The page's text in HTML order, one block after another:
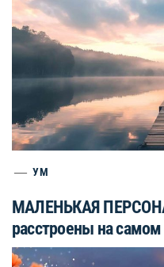
УМ
МАЛЕНЬКАЯ
расстроены на